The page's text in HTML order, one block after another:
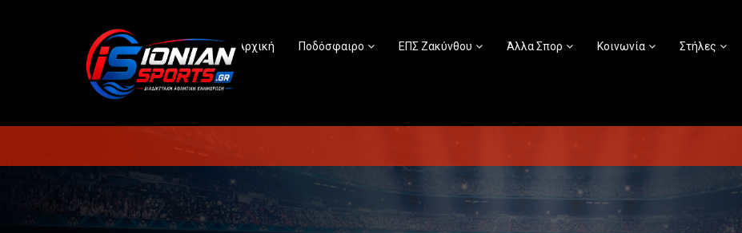
Αρχική Ποδόσφαιρο ΕΠΣ Ζακύνθου Άλλα Σπορ Κοινωνία Στήλες